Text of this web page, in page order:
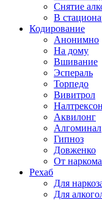
Снятие
В
Кодирование
Анонимно
На дому
Вшивание
Эспераль
Торпедо
Вивитрол
Налтрексон
Аквилонг
Алгоминал
Гипноз
Довженко
От
Рехаб
Для
Для